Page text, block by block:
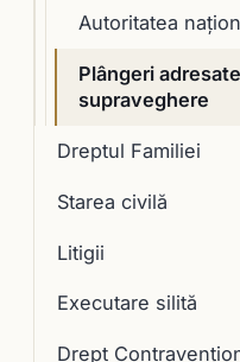
Autoritatea
Plângeri
supraveghere
Dreptul Familiei
Starea civilă
Litigii
Executare silită
Drept